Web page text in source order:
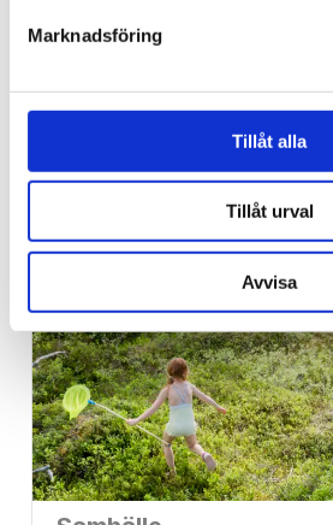
Marknadsföring
Tillåt alla
Tillåt urval
Avvisa
Webb-tv
Han blev av med
grund av facket